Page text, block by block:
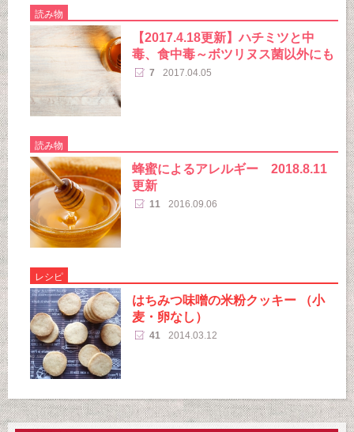
読み物
【2017.4.18更新】ハチミツと中
毒、食中毒～ボツリヌス菌以外にも
7 2017.04.05
読み物
蜂蜜によるアレルギー 2018.8.11
更新
11 2016.09.06
レシピ
はちみつ味噌の米粉クッキー （小
麦・卵なし）
41 2014.03.12